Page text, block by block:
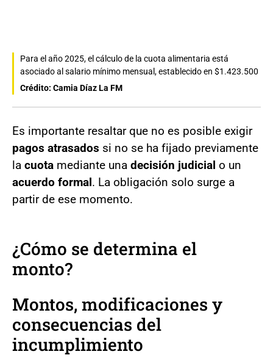
Para el año 2025, el cálculo de la cuota alimentaria está
asociado al salario mínimo mensual, establecido en $1.423.500
Crédito: Camia Díaz La FM
Es importante resaltar que no es posible exigir
pagos atrasados si no se ha fijado previamente
la cuota mediante una decisión judicial o un
acuerdo formal. La obligación solo surge a
partir de ese momento.
¿Cómo se determina el
monto?
Montos, modificaciones y
consecuencias del
incumplimiento